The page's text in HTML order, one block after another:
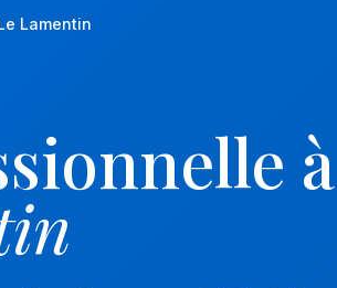
Lamentin
à